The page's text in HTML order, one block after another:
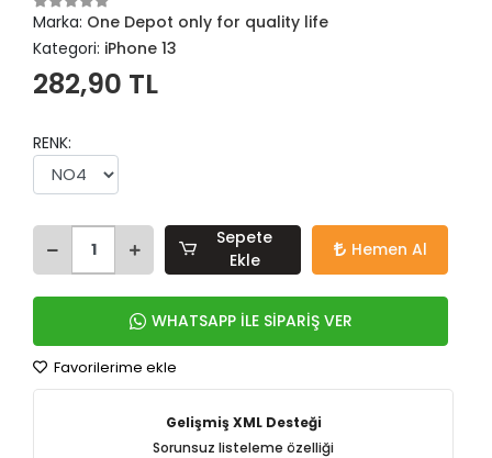
Marka: One Depot only for quality life
Kategori: iPhone 13
282,90 TL
RENK:
Sepete
Ekle
Hemen Al
WHATSAPP İLE SİPARİŞ VER
Favorilerime ekle
Gelişmiş XML Desteği
Sorunsuz listeleme özelliği